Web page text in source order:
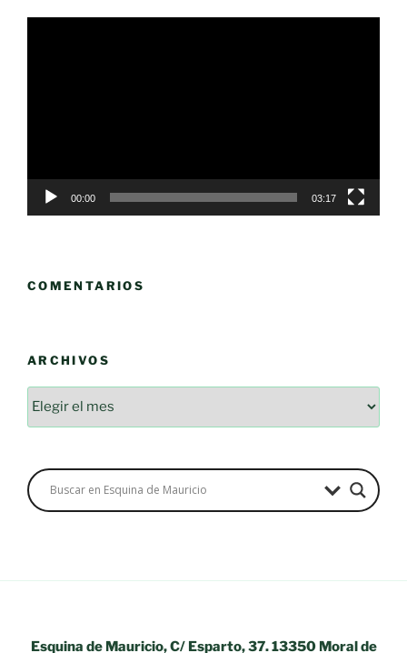
00:00 03:17
COMENTARIOS
ARCHIVOS
Archivos
Esquina de Mauricio, C/ Esparto, 37. 13350 Moral de